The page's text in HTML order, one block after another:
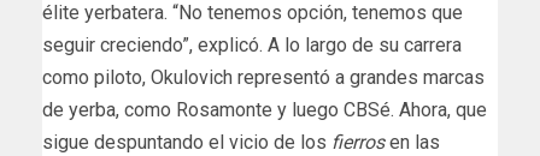
élite yerbatera. “No tenemos opción, tenemos que
seguir creciendo”, explicó. A lo largo de su carrera
como piloto, Okulovich representó a grandes marcas
de yerba, como Rosamonte y luego CBSé. Ahora, que
sigue despuntando el vicio de los fierrosen las